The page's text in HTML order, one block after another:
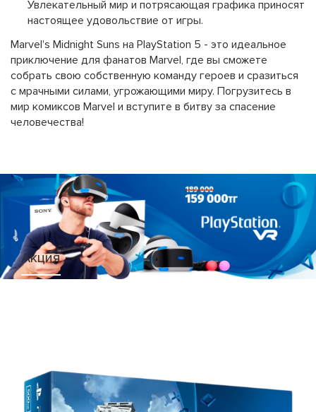
Увлекательный мир и потрясающая графика приносят
настоящее удовольствие от игры.
Marvel's Midnight Suns на PlayStation 5 - это идеальное
приключение для фанатов Marvel, где вы сможете
собрать свою собственную команду героев и сразиться
с мрачными силами, угрожающими миру. Погрузитесь в
мир комиксов Marvel и вступите в битву за спасение
человечества!
Акция